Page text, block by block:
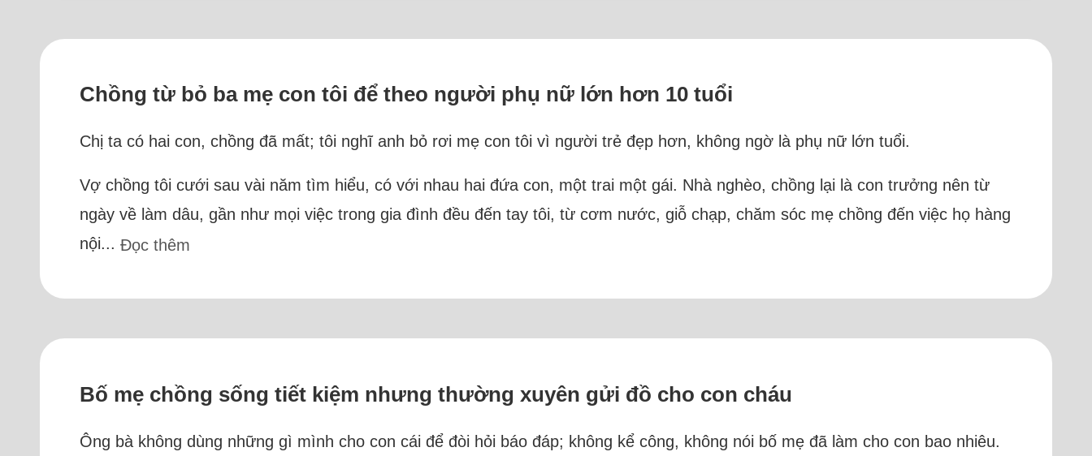
Chồng từ bỏ ba mẹ con tôi để theo người phụ nữ lớn hơn 10 tuổi
Chị ta có hai con, chồng đã mất; tôi nghĩ anh bỏ rơi mẹ con tôi vì người trẻ đẹp hơn, không ngờ là phụ nữ lớn tuổi.
Vợ chồng tôi cưới sau vài năm tìm hiểu, có với nhau hai đứa con, một trai một gái. Nhà nghèo, chồng lại là con trưởng nên từ
ngày về làm dâu, gần như mọi việc trong gia đình đều đến tay tôi, từ cơm nước, giỗ chạp, chăm sóc mẹ chồng đến việc họ hàng
nội... Đọc thêm
Bố mẹ chồng sống tiết kiệm nhưng thường xuyên gửi đồ cho con cháu
Ông bà không dùng những gì mình cho con cái để đòi hỏi báo đáp; không kể công, không nói bố mẹ đã làm cho con bao nhiêu.